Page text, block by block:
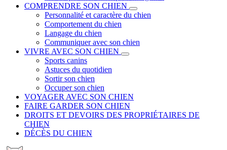
COMPRENDRE SON CHIEN
Personnalité et caractère du chien
Comportement du chien
Langage du chien
Communiquer avec son chien
VIVRE AVEC SON CHIEN
Sports canins
Astuces du quotidien
Sortir son chien
Occuper son chien
VOYAGER AVEC SON CHIEN
FAIRE GARDER SON CHIEN
DROITS ET DEVOIRS DES PROPRIÉTAIRES DE
CHIEN
DÉCÈS DU CHIEN